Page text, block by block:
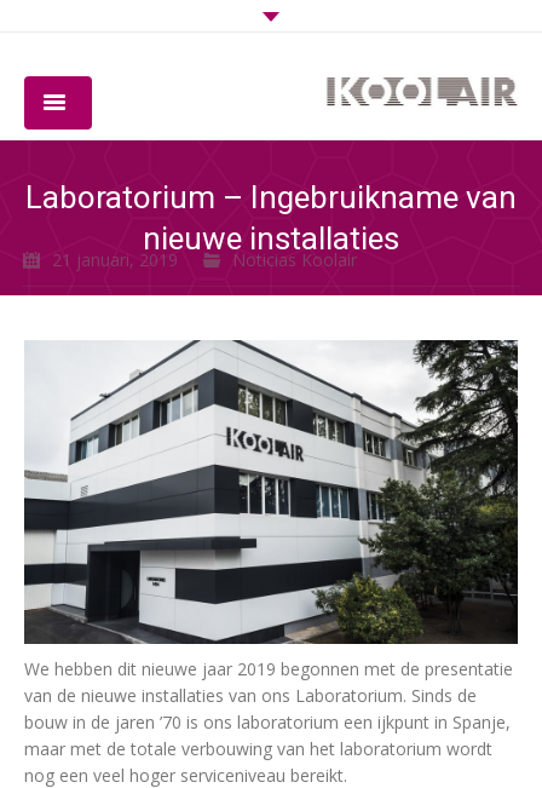
SOFTWARE
DOWNLOADS
CONTACT
Laboratorium – Ingebruikname van
nieuwe installaties
21 januari, 2019 Noticias Koolair
We hebben dit nieuwe jaar 2019 begonnen met de presentatie
van de nieuwe installaties van ons Laboratorium. Sinds de
bouw in de jaren ’70 is ons laboratorium een ijkpunt in Spanje,
maar met de totale verbouwing van het laboratorium wordt
nog een veel hoger serviceniveau bereikt.